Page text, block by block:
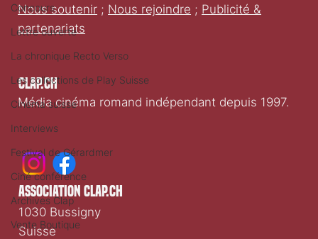
Concours
Lettre ouverte
La chronique Recto Verso
Les collections de Play Suisse
Cinéma suisse
Interviews
Festival de Gérardmer
Ciné conférence
Archives Clap
Vente Boutique
Clap.ch
Média cinéma romand indépendant depuis 1997.
Nous soutenir ; Nous rejoindre ; Publicité &
partenariats
association clap.ch
1030 Bussigny
Suisse